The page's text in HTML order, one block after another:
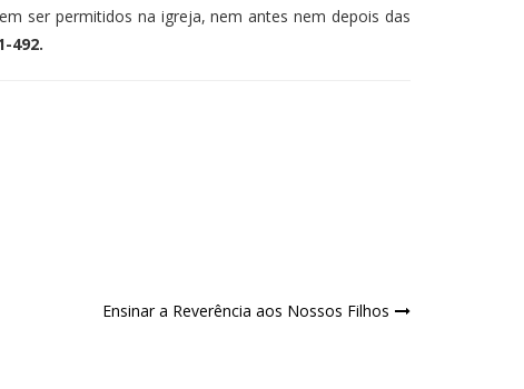
ser permitidos na igreja, nem antes nem depois das
492.
Ensinar a Reverência aos Nossos Filhos